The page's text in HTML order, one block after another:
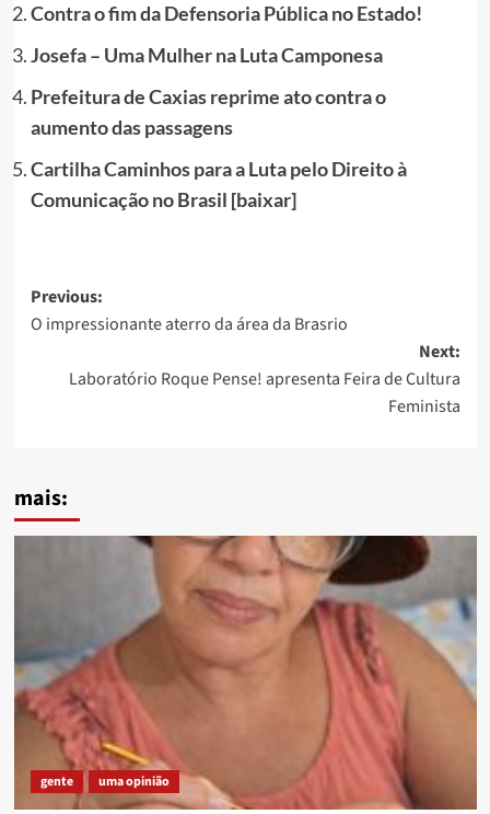
Contra o fim da Defensoria Pública no Estado!
Josefa – Uma Mulher na Luta Camponesa
Prefeitura de Caxias reprime ato contra o
aumento das passagens
Cartilha Caminhos para a Luta pelo Direito à
Comunicação no Brasil [baixar]
Post
navigation
Previous:
O impressionante aterro da área da Brasrio
Next:
Laboratório Roque Pense! apresenta Feira de Cultura
Feminista
mais:
gente uma opinião